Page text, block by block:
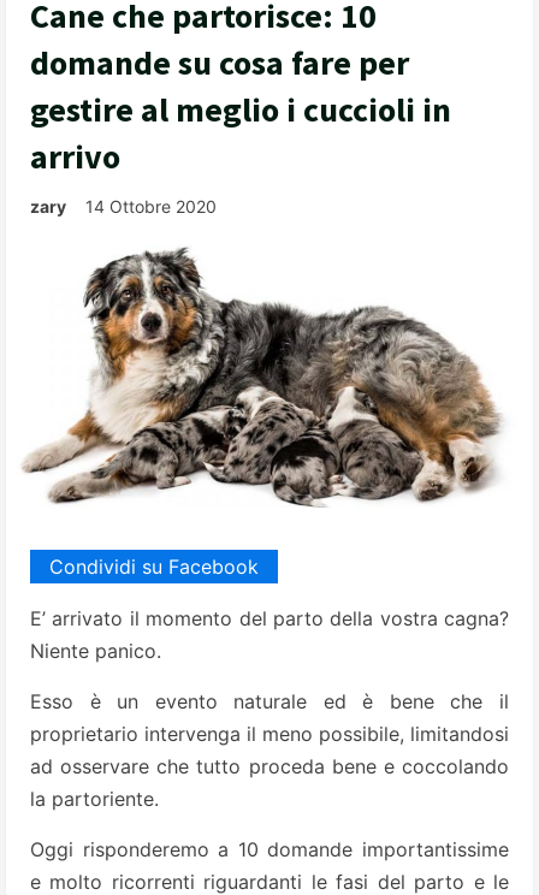
Cane che partorisce: 10
domande su cosa fare per
gestire al meglio i cuccioli in
arrivo
zary 14 Ottobre 2020
Condividi su Facebook
E’ arrivato il momento del parto della vostra cagna?
Niente panico.
Esso è un evento naturale ed è bene che il
proprietario intervenga il meno possibile, limitandosi
ad osservare che tutto proceda bene e coccolando
la partoriente.
Oggi risponderemo a 10 domande importantissime
e molto ricorrenti riguardanti le fasi del parto e le